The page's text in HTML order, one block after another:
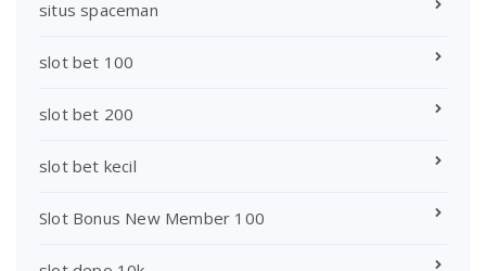
situs spaceman
slot bet 100
slot bet 200
slot bet kecil
Slot Bonus New Member 100